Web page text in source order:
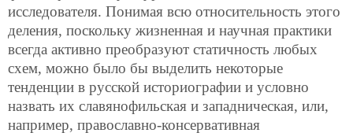
исследователя. Понимая всю относительность этого
деления, поскольку жизненная и научная практики
всегда активно преобразуют статичность любых
схем, можно было бы выделить некоторые
тенденции в русской историографии и условно
назвать их славянофильская и западническая, или,
например, православно-консервативная